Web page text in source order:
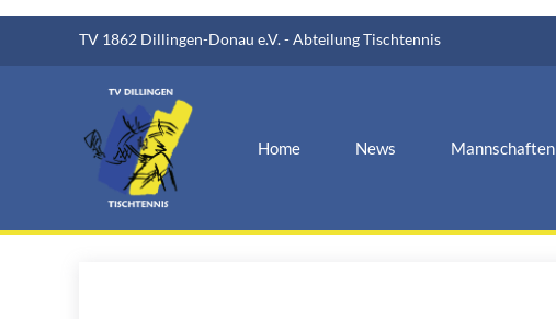
TV 1862 Dillingen-Donau e.V. - Abteilung Tischtennis
Home News Mannschaften